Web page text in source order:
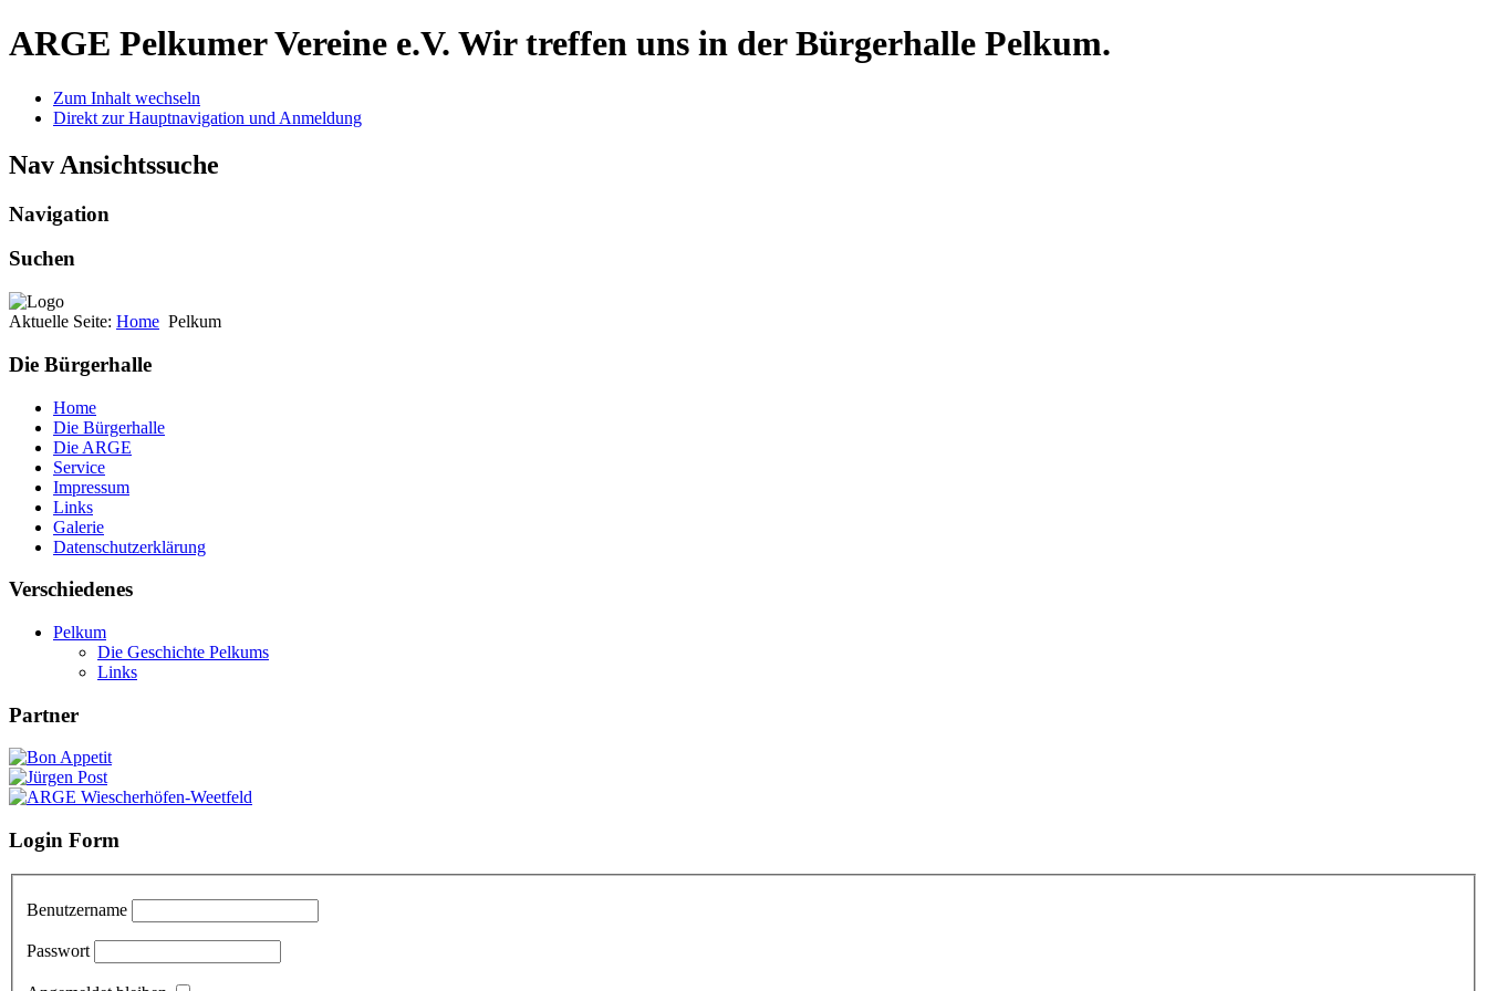
ARGE Pelkumer Vereine e.V. Wir treffen uns in der Bürgerhalle Pelkum.
Zum Inhalt wechseln
Direkt zur Hauptnavigation und Anmeldung
Nav Ansichtssuche
Navigation
Suchen
Aktuelle Seite: Home Pelkum
Die Bürgerhalle
Home
Die Bürgerhalle
Die ARGE
Service
Impressum
Links
Galerie
Datenschutzerklärung
Verschiedenes
Pelkum
Die Geschichte Pelkums
Links
Partner
Login Form
Benutzername
Passwort